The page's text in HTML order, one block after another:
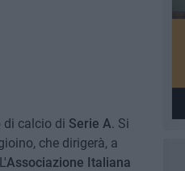
di calcio di Serie A. Si
che dirigerà, a
Associazione Italiana